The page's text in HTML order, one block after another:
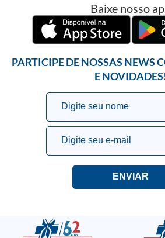
Baixe nosso
PARTICIPE DE NOSSAS NEWS
E